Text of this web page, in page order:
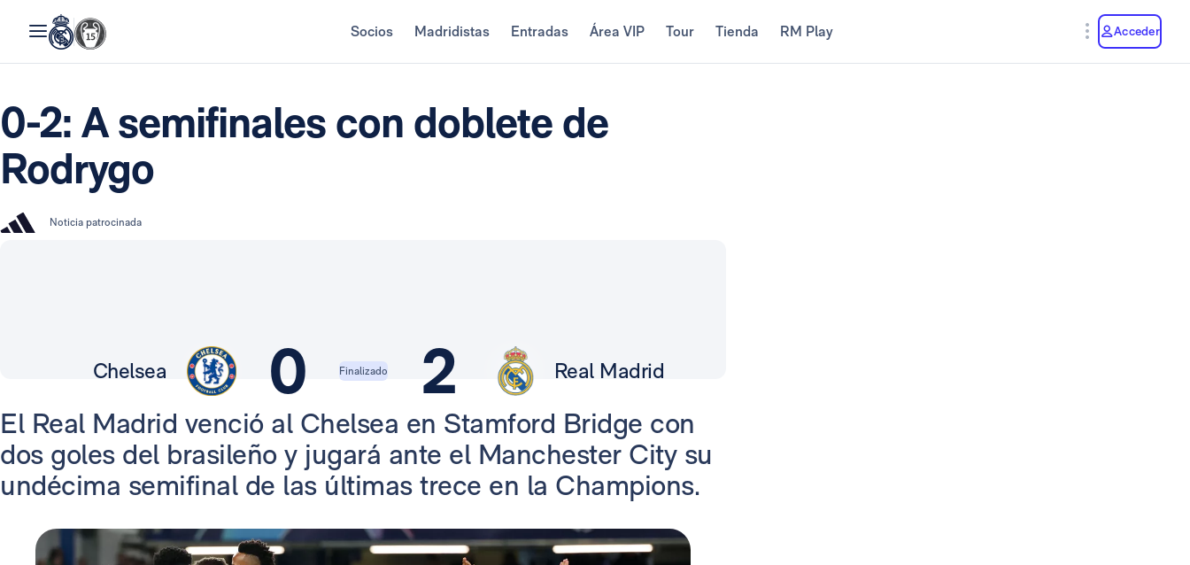
Socios Madridistas Entradas Área VIP Tour Tienda RM Play Acceder
0-2: A semifinales con doblete de
Rodrygo
Noticia patrocinada
0 2
Chelsea Finalizado Real Madrid
El Real Madrid venció al Chelsea en Stamford Bridge con
dos goles del brasileño y jugará ante el Manchester City su
undécima semifinal de las últimas trece en la Champions.